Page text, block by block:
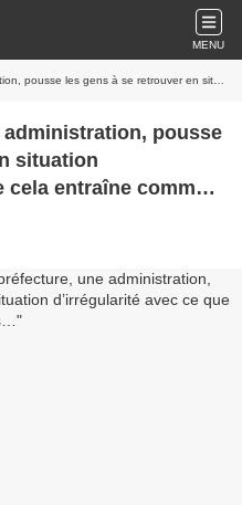
MENU
situation d’irrégularité avec ce que cela entraîne comme conséquences…
pousse
situation
cela entraîne comme